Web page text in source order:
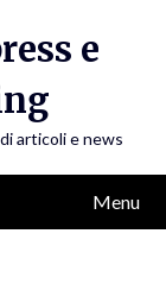
e
articoli e news
Menu